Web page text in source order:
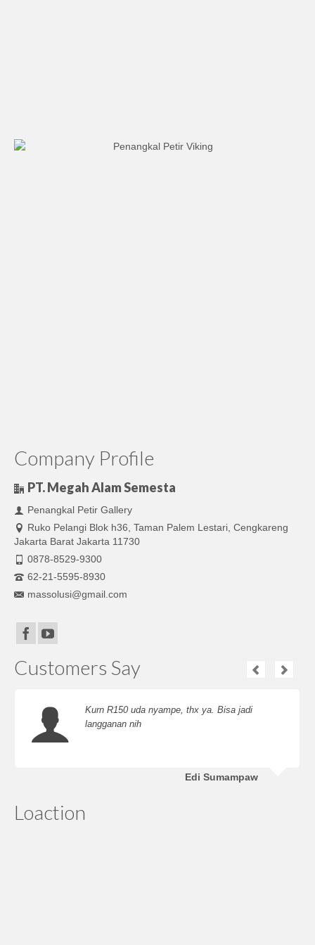
Company Profile
PT. Megah Alam Semesta
Penangkal Petir Gallery
Ruko Pelangi Blok h36, Taman Palem Lestari, Cengkareng
Jakarta Barat Jakarta 11730
0878-8529-9300
62-21-5595-8930
massolusi@gmail.com
Customers Say
Kurn R150 uda nyampe, thx ya. Bisa jadi
langganan nih
Edi Sumampaw
Loaction